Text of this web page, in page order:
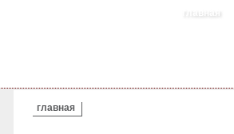
главная
ВЫ ЗДЕСЬ
главная